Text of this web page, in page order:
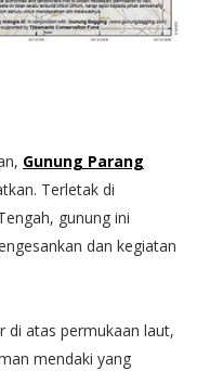
Gunung Parang
Terletak di
gunung ini
dan kegiatan
di atas permukaan laut,
mendaki yang